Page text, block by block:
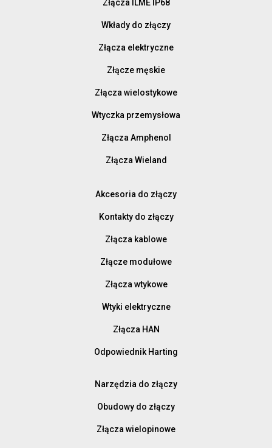
Złącza ILME IP68
Wkłady do złączy
Złącza elektryczne
Złącze męskie
Złącza wielostykowe
Wtyczka przemysłowa
Złącza Amphenol
Złącza Wieland
Akcesoria do złączy
Kontakty do złączy
Złącza kablowe
Złącze modułowe
Złącza wtykowe
Wtyki elektryczne
Złącza HAN
Odpowiednik Harting
Narzędzia do złączy
Obudowy do złączy
Złącza wielopinowe